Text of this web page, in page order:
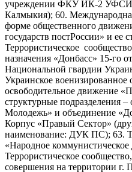
учреждении ФКУ ИК-2
Калмыкия); 60.
форме общественного
государств постРоссии» и ее
Террористическое
назначения «Донбасс» 15-го
Национальной гвардии
Украинское
освободительное движение
структурные подразделения –
Молодежь» и объединение
Корпус «Правый Сектор»
наименование: ДУК ПС); 63.
«Народное
Террористическое
совершения на территории г.